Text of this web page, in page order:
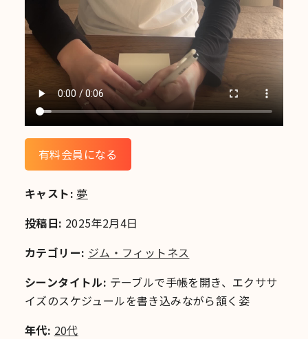
有料会員になる
キャスト: 夢
投稿日: 2025年2月4日
カテゴリー: ジム・フィットネス
シーンタイトル: テーブルで手帳を開き、エクササ
イズのスケジュールを書き込みながら頷く姿
年代: 20代